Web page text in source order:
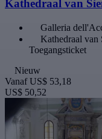
Kathedraal van
Galleria
Kathedraal van
Toegangsticket
Nieuw
Vanaf US$ 53,18
US$ 50,52